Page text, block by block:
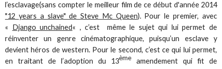
l’esclavage(sans compter le meilleur film de ce début d'année 2014
"12 years a slave" de Steve Mc Queen). Pour le premier, avec
« Django unchained« , c’est même le sujet qui lui permet de
réinventer un genre cinématographique, puisqu’un esclave y
devient héros de western. Pour le second, c’est ce qui lui permet,
en traitant de l’adoption du 13ème amendement qui fit de